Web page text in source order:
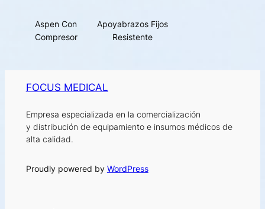
Aspen Con
Compresor
Apoyabrazos Fijos
Resistente
FOCUS MEDICAL
Empresa especializada en la comercialización
y distribución de equipamiento e insumos médicos de
alta calidad.
Proudly powered by WordPress